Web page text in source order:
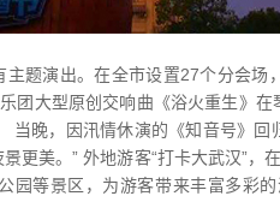
题演出。在全市设置27个分会场
团大型原创交响曲《浴火重生》
当晚，因汛情休演的《知音号》
更美。” 外地游客“打卡大武汉”，
园等景区，为游客带来丰富多彩